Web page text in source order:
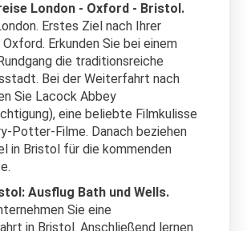
London - Oxford - Bristol.
Erstes Ziel nach Ihrer
Erkunden Sie bei einem
die traditionsreiche
Bei der Weiterfahrt nach
Sie Lacock Abbey
eine beliebte Filmkulisse
Potter-Filme. Danach beziehen
in Bristol für die kommenden
Ausflug Bath und Wells.
Sie eine
in Bristol. Anschließend lernen